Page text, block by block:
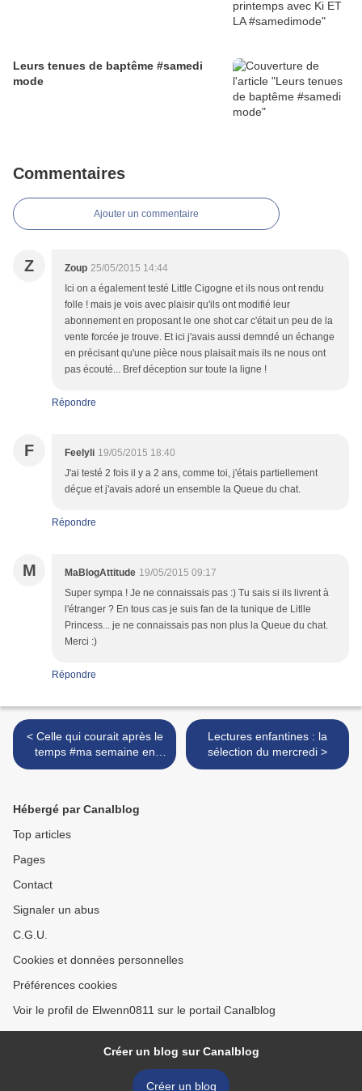
Leurs tenues de baptême #samedi
mode
Commentaires
Ajouter un commentaire
Z Zoup 25/05/2015 14:44
Ici on a également testé Little Cigogne et ils nous ont rendu
folle ! mais je vois avec plaisir qu'ils ont modifié leur
abonnement en proposant le one shot car c'était un peu de la
vente forcée je trouve. Et ici j'avais aussi demndé un échange
en précisant qu'une pièce nous plaisait mais ils ne nous ont
pas écouté... Bref déception sur toute la ligne !
Répondre
F Feelyli 19/05/2015 18:40
J'ai testé 2 fois il y a 2 ans, comme toi, j'étais partiellement
déçue et j'avais adoré un ensemble la Queue du chat.
Répondre
M MaBlogAttitude 19/05/2015 09:17
Super sympa ! Je ne connaissais pas :) Tu sais si ils livrent à
l'étranger ? En tous cas je suis fan de la tunique de Litlle
Princess... je ne connaissais pas non plus la Queue du chat.
Merci :)
Répondre
< Celle qui courait après le
temps #ma semaine en
mots et en images #41
Lectures enfantines : la
sélection du mercredi >
Hébergé par Canalblog
Top articles
Pages
Contact
Signaler un abus
C.G.U.
Cookies et données personnelles
Préférences cookies
Voir le profil de Elwenn0811 sur le portail Canalblog
Créer un blog sur Canalblog
Créer un blog